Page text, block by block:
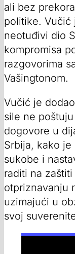
ali bez
politike. Vučić
neotuđivi dio
kompromisa
razgovorima
Vašingtonom.
Vučić je
sile ne
dogovore u
Srbija, kako
sukobe i
raditi na
otpriznavanju
uzimajući u
svoj